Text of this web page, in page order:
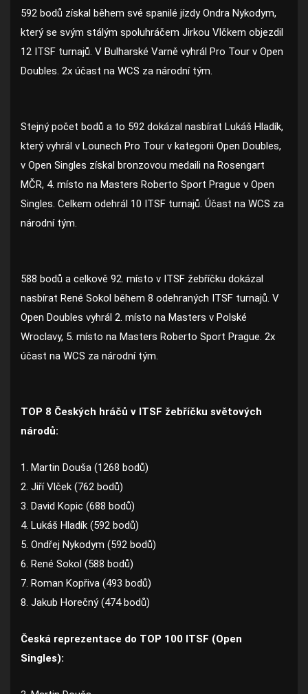
592 bodů získal během své spanilé jízdy Ondra Nykodym,
který se svým stálým spoluhráčem Jirkou Vlčkem objezdil
12 ITSF turnajů. V Bulharské Varně vyhrál Pro Tour v Open
Doubles. 2x účast na WCS za národní tým.
Stejný počet bodů a to 592 dokázal nasbírat Lukáš Hladík,
který vyhrál v Lounech Pro Tour v kategorii Open Doubles,
v Open Singles získal bronzovou medaili na Rosengart
MČR, 4. místo na Masters Roberto Sport Prague v Open
Singles. Celkem odehrál 10 ITSF turnajů. Účast na WCS za
národní tým.
588 bodů a celkově 92. místo v ITSF žebříčku dokázal
nasbírat René Sokol během 8 odehraných ITSF turnajů. V
Open Doubles vyhrál 2. místo na Masters v Polské
Wroclavy, 5. místo na Masters Roberto Sport Prague. 2x
účast na WCS za národní tým.
TOP 8 Českých hráčů v ITSF žebříčku světových
národů:
1. Martin Douša (1268 bodů)
2. Jiří Vlček (762 bodů)
3. David Kopic (688 bodů)
4. Lukáš Hladík (592 bodů)
5. Ondřej Nykodym (592 bodů)
6. René Sokol (588 bodů)
7. Roman Kopřiva (493 bodů)
8. Jakub Horečný (474 bodů)
Česká reprezentace do TOP 100 ITSF (Open
Singles):